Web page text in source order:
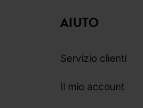
AIUTO
Servizio clienti
Il mio account